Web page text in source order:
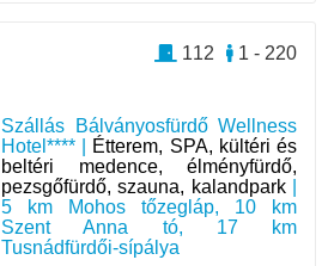
Szállás Bálványosfürdő Wellness
Hotel**** | Étterem, SPA, kültéri és
beltéri medence, élményfürdő,
pezsgőfürdő, szauna, kalandpark|
5 km Mohos tőzegláp, 10 km
Szent Anna tó, 17 km
Tusnádfürdői-sípálya
1 - 220
112